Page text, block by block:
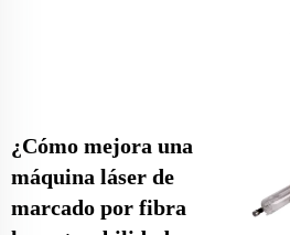
¿Cómo mejora una
máquina láser de
marcado por fibra